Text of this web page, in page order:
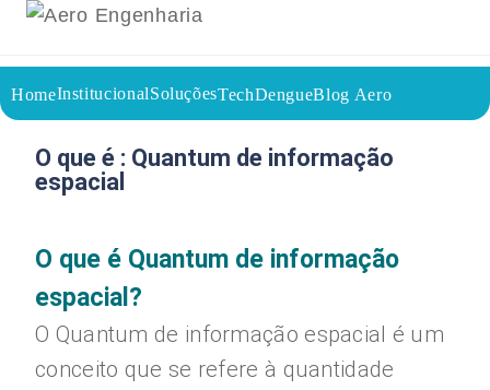
HomeInstitucionalSoluçõesTechDengueBlog Aero
15/08/2023
Voltar a página inicial do blog
O que é : Quantum de informação
espacial
O que é Quantum de informação
espacial?
O Quantum de informação espacial é um
conceito que se refere à quantidade